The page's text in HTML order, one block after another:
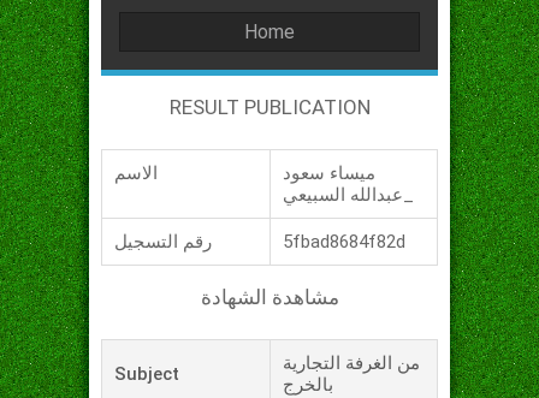
Home
RESULT PUBLICATION
الاسم
ميساء سعود
رقم التسجيل 5fbad8684f82d
مشاهدة الشهادة
Subject
من الغرفة التجارية
بالخرج